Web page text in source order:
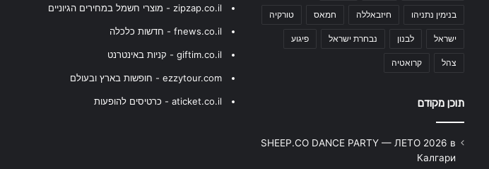
בנימין נתניהו חיזבאללה חמאס טורקיה
ישראל לבנון נבחרת ישראל פיגוע
צהל קרואטיה
תוכן מקודם
SHEEP.CO DANCE PARTY — ЛЕТО 2026 в
Калгари
zipzap.co.il - מוצרי חשמל במחירים הגיוניים
fnews.co.il - חדשות כלכלה
giftim.co.il - קניות באינטרנט
ezzytour.com - חופשות בארץ ובעולם
aticket.co.il - כרטיסים להופעות